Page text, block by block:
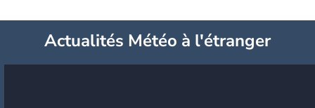
Actualités Météo à l'étranger